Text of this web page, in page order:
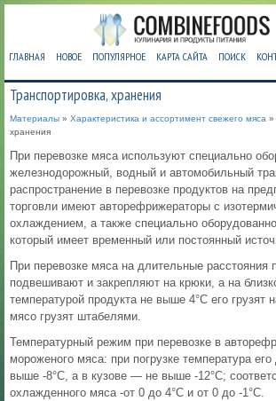
ГЛАВНАЯ НОВОЕ ПОПУЛЯРНОЕ КАРТА САЙТА ПОИСК
Транспортировка, хранения
Материалы » Характеристика и ассортимент свежего мяса »
хранения
При перевозке мяса используют специально
железнодорожный, водный и автомобильный
распространение в перевозке продуктов на
торговли имеют авторефрижераторы с
охлаждением, а также специально
который имеет временный или постоянный
При перевозке мяса на длительные расстояния
подвешивают и закрепляют на крюки, а на
температурой продукта не выше 4°С его
мясо грузят штабелями.
Температурный режим при перевозке в
мороженого мяса: при погрузке температура
выше -8°С, а в кузове — не выше -12°С;
охлажденного мяса -от 0 до 4°С и от 0 до -1°С.